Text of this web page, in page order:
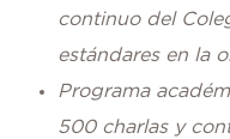
continuo del
estándares en la
Programa
500 charlas y